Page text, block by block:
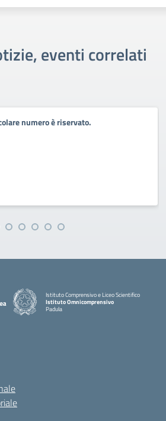
eventi correlati
numero è riservato.
Istituto Comprensivo e Liceo Scientifico
Istituto Omnicomprensivo
Padula